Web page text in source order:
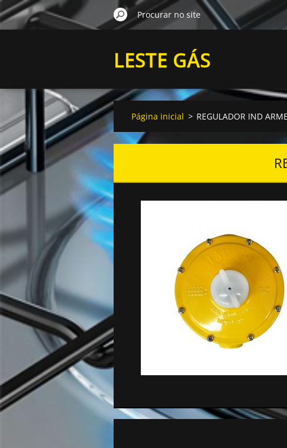
LESTE GÁS
Página inicial > REGULADOR IND